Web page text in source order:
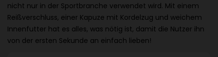
nicht nur in der Sportbranche verwendet wird. Mit einem
Reißverschluss, einer Kapuze mit Kordelzug und weichem
Innenfutter hat es alles, was nötig ist, damit die Nutzer ihn
von der ersten Sekunde an einfach lieben!